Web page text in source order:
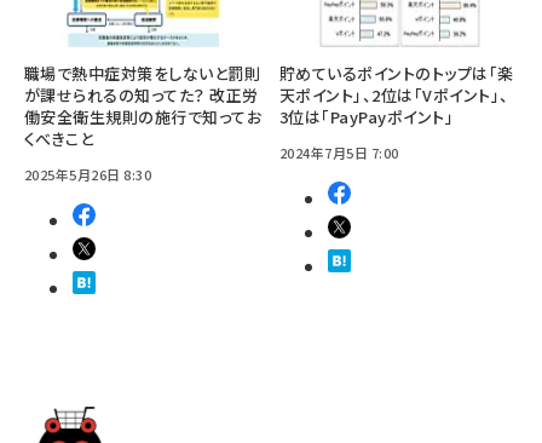
職場で熱中症対策をしないと罰則
が課せられるの知ってた？ 改正労
働安全衛生規則の施行で知ってお
くべきこと
2025年5月26日 8:30
貯めているポイントのトップは「楽
天ポイント」、2位は「Vポイント」、
3位は「PayPayポイント」
2024年7月5日 7:00